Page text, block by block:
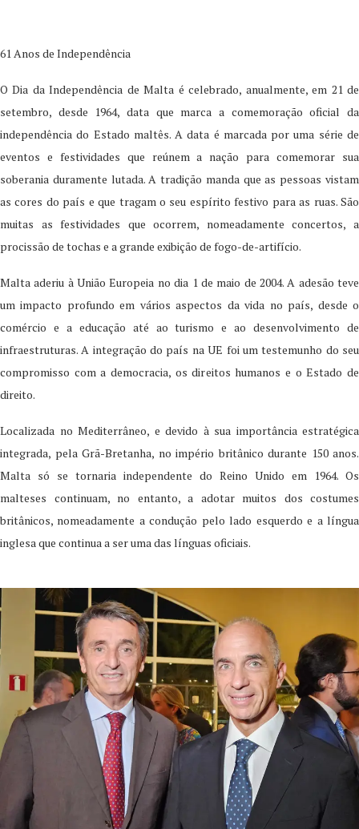
61 Anos de Independência
O Dia da Independência de Malta é celebrado, anualmente, em 21 de
setembro, desde 1964, data que marca a comemoração oficial da
independência do Estado maltês. A data é marcada por uma série de
eventos e festividades que reúnem a nação para comemorar sua
soberania duramente lutada. A tradição manda que as pessoas vistam
as cores do país e que tragam o seu espírito festivo para as ruas. São
muitas as festividades que ocorrem, nomeadamente concertos, a
procissão de tochas e a grande exibição de fogo-de-artifício.
Malta aderiu à União Europeia no dia 1 de maio de 2004. A adesão teve
um impacto profundo em vários aspectos da vida no país, desde o
comércio e a educação até ao turismo e ao desenvolvimento de
infraestruturas. A integração do país na UE foi um testemunho do seu
compromisso com a democracia, os direitos humanos e o Estado de
direito.
Localizada no Mediterrâneo, e devido à sua importância estratégica
integrada, pela Grã-Bretanha, no império britânico durante 150 anos.
Malta só se tornaria independente do Reino Unido em 1964. Os
malteses continuam, no entanto, a adotar muitos dos costumes
britânicos, nomeadamente a condução pelo lado esquerdo e a língua
inglesa que continua a ser uma das línguas oficiais.